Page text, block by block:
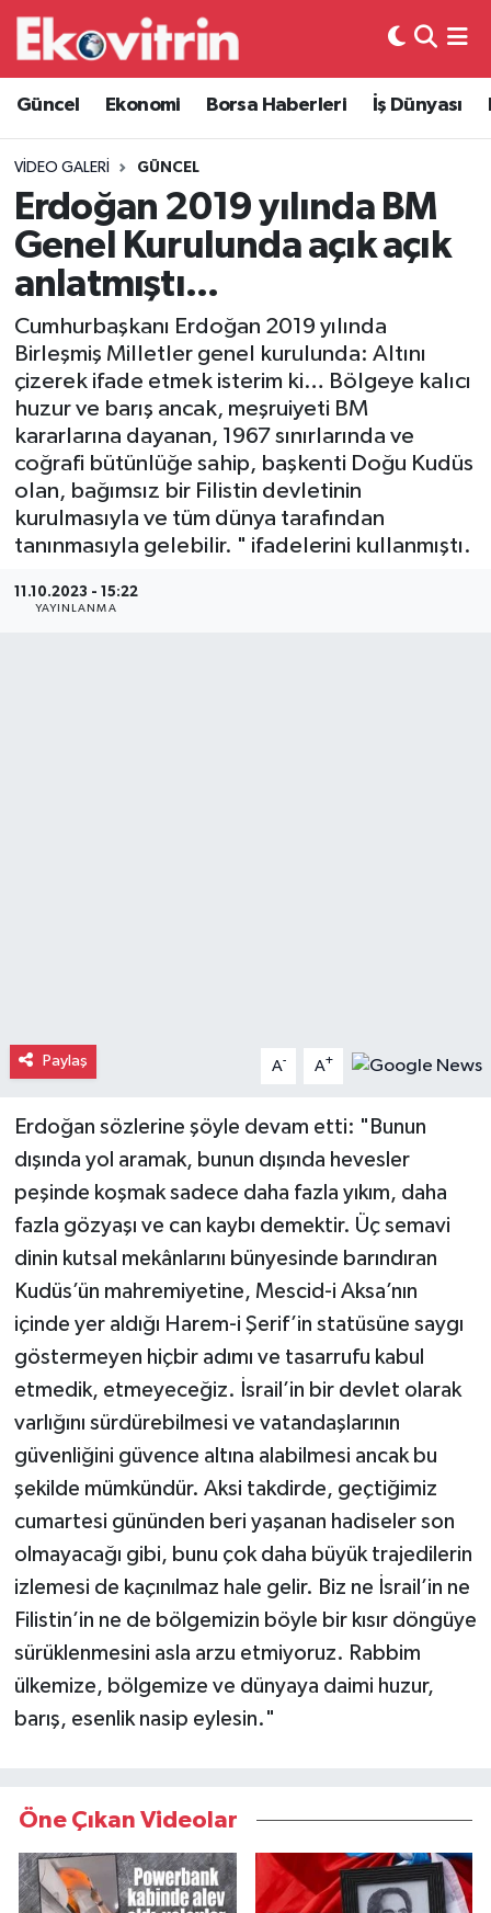
Güncel Ekonomi Borsa Haberleri İş Dünyası
VIDEO GALERI GÜNCEL
Erdoğan 2019 yılında BM
Genel Kurulunda açık açık
anlatmıştı...
Cumhurbaşkanı Erdoğan 2019 yılında
Birleşmiş Milletler genel kurulunda: Altını
çizerek ifade etmek isterim ki… Bölgeye kalıcı
huzur ve barış ancak, meşruiyeti BM
kararlarına dayanan, 1967 sınırlarında ve
coğrafi bütünlüğe sahip, başkenti Doğu Kudüs
olan, bağımsız bir Filistin devletinin
kurulmasıyla ve tüm dünya tarafından
tanınmasıyla gelebilir. " ifadelerini kullanmıştı.
11.10.2023 - 15:22
YAYINLANMA
Paylaş A- A+
Erdoğan sözlerine şöyle devam etti: "Bunun
dışında yol aramak, bunun dışında hevesler
peşinde koşmak sadece daha fazla yıkım, daha
fazla gözyaşı ve can kaybı demektir. Üç semavi
dinin kutsal mekânlarını bünyesinde barındıran
Kudüs’ün mahremiyetine, Mescid-i Aksa’nın
içinde yer aldığı Harem-i Şerif’in statüsüne saygı
göstermeyen hiçbir adımı ve tasarrufu kabul
etmedik, etmeyeceğiz. İsrail’in bir devlet olarak
varlığını sürdürebilmesi ve vatandaşlarının
güvenliğini güvence altına alabilmesi ancak bu
şekilde mümkündür. Aksi takdirde, geçtiğimiz
cumartesi gününden beri yaşanan hadiseler son
olmayacağı gibi, bunu çok daha büyük trajedilerin
izlemesi de kaçınılmaz hale gelir. Biz ne İsrail’in ne
Filistin’in ne de bölgemizin böyle bir kısır döngüye
sürüklenmesini asla arzu etmiyoruz. Rabbim
ülkemize, bölgemize ve dünyaya daimi huzur,
barış, esenlik nasip eylesin."
Öne Çıkan Videolar
Güncel
Ekonomi
Borsa Haberleri
İş Dünyası
Otovitrin
Asayiş
Magazin
Gayrimenkul
Spor
Hava Durumu
Trafik Durumu
Süper Lig Puan Durumu ve Fikstür
Tüm Manşetler
Son Dakika Haberleri
Haber Arşivi